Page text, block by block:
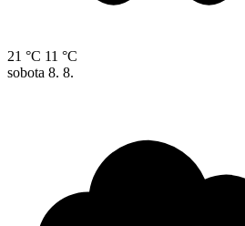
21 °C 11 °C
sobota 8. 8.